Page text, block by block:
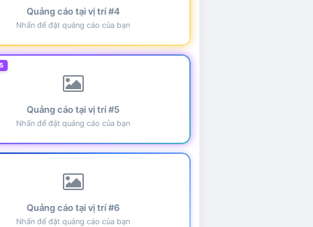
Quảng cáo tại vị trí #4
Nhấn để đặt quảng cáo của bạn
Quảng cáo tại vị trí #5
Nhấn để đặt quảng cáo của bạn
Quảng cáo tại vị trí #6
Nhấn để đặt quảng cáo của bạn